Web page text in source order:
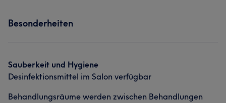
Besonderheiten
Sauberkeit und Hygiene
Desinfektionsmittel im Salon verfügbar
Behandlungsräume werden zwischen Behandlungen